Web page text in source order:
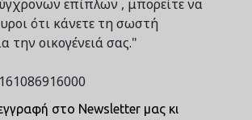
επίπλων , μπορείτε να
ότι κάνετε τη σωστή
την οικογένειά σας."
στο Newsletter μας κι